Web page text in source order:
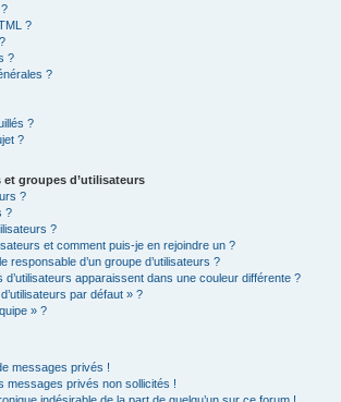
?
?
?
?
?
groupes d’utilisateurs
?
?
?
et comment puis-je en rejoindre un ?
responsable d’un groupe d’utilisateurs ?
d’utilisateurs apparaissent dans une couleur différente ?
par défaut » ?
» ?
messages privés !
messages privés non sollicités !